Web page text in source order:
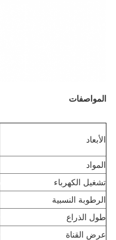
المواصفات
الأبعاد
المواد
تشغيل الكهرباء
الرطوبة النسبية
طول الذراع
عرض القناة